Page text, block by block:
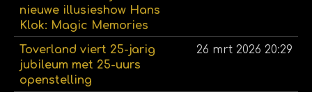
nieuwe illusieshow Hans
Klok: Magic Memories
Toverland viert 25-jarig
jubileum met 25-uurs
openstelling
26 mrt 2026 20:29